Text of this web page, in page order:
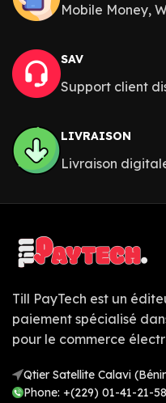
Mobile Money,
SAV
Support client
LIVRAISON
Livraison
Till PayTech est un
paiement spécialisé
pour le commerce
Qtier Satellite Calavi
Phone: +(229) 01-41-21-